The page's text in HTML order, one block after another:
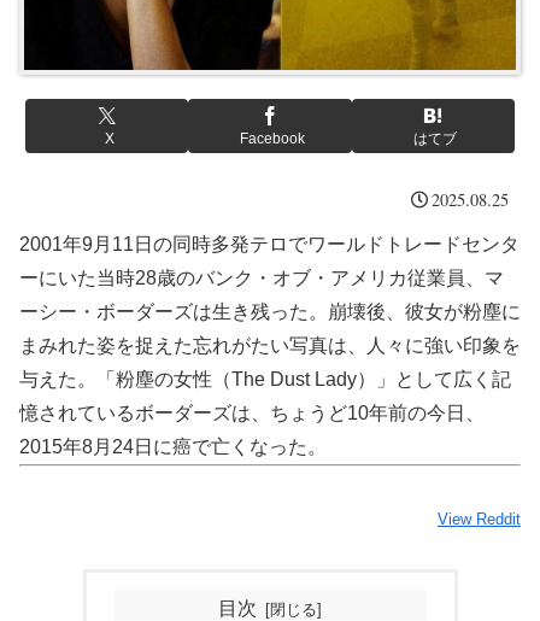
X Facebook はてブ
2025.08.25
2001年9月11日の同時多発テロでワールドトレードセンタ
ーにいた当時28歳のバンク・オブ・アメリカ従業員、マ
ーシー・ボーダーズは生き残った。崩壊後、彼女が粉塵に
まみれた姿を捉えた忘れがたい写真は、人々に強い印象を
与えた。「粉塵の女性（The Dust Lady）」として広く記
憶されているボーダーズは、ちょうど10年前の今日、
2015年8月24日に癌で亡くなった。
View Reddit
目次